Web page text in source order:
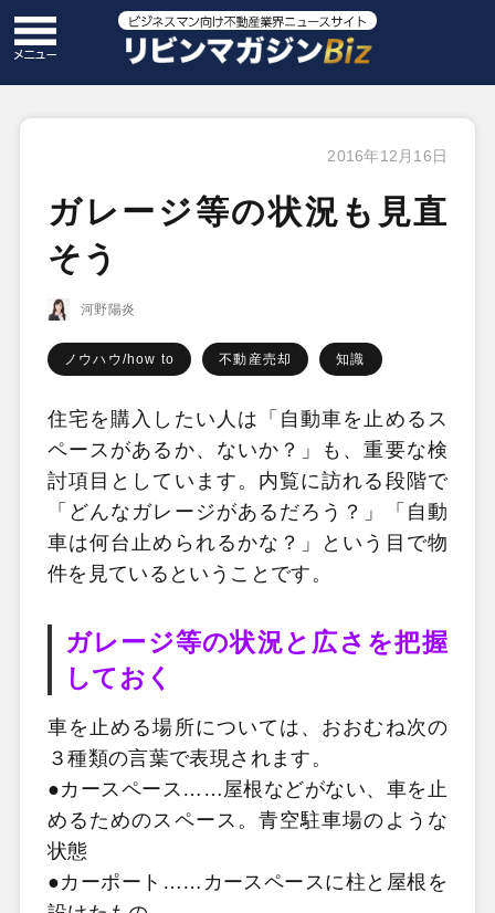
2016年12月16日
ガレージ等の状況も見直
そう
河野陽炎
ノウハウ/how to 不動産売却 知識
住宅を購入したい人は「自動車を止めるス
ペースがあるか、ないか？」も、重要な検
討項目としています。内覧に訪れる段階で
「どんなガレージがあるだろう？」「自動
車は何台止められるかな？」という目で物
件を見ているということです。
ガレージ等の状況と広さを把握
しておく
車を止める場所については、おおむね次の
３種類の言葉で表現されます。
●カースペース……屋根などがない、車を止
めるためのスペース。青空駐車場のような
状態
●カーポート……カースペースに柱と屋根を